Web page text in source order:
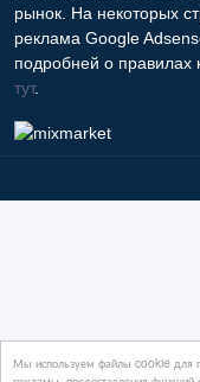
Мы используем файлы cookie для
рынок. На некоторых
реклама Google
подробней о правилах
тут.